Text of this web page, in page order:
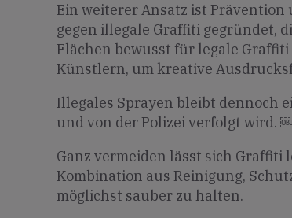
Ein weiterer Ansatz ist
gegen illegale Graffiti gegründet,
Flächen bewusst für legale
Künstlern, um kreative
Illegales Sprayen bleibt dennoch
und von der Polizei verfolgt wird.
Ganz vermeiden lässt sich
Kombination aus Reinigung,
möglichst sauber zu halten.